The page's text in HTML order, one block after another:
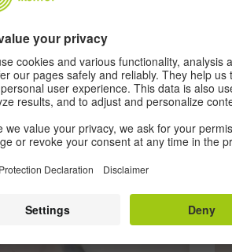
Büro
ታደርጋላችሁ። ተጨማሪም
ቤት በጀርመን ትሰራለች።